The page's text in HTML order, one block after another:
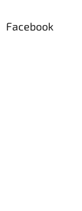
Facebook